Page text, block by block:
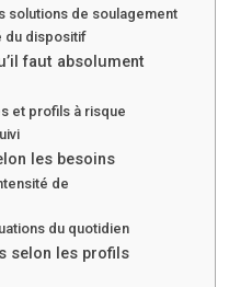
solutions de soulagement
du dispositif
faut absolument
et profils à risque
les besoins
de
du quotidien
selon les profils